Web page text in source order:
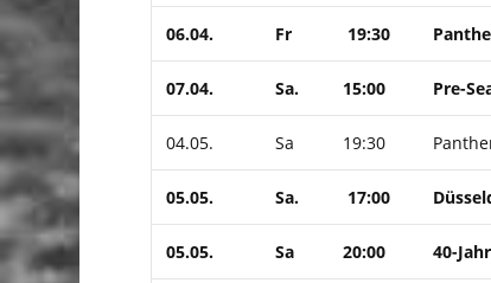
06.04. Fr 19:30
07.04. Sa. 15:00 Pre-
04.05. Sa 19:30
05.05. Sa. 17:00
05.05. Sa 20:00 40-